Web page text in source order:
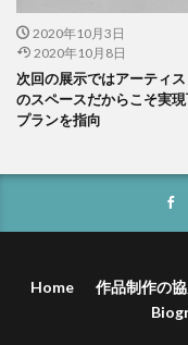
2020年10月3日
2020年10月8日
次回の展示ではアーティ
のスペースだからこそ実
プランを指向
Home 作品制作の